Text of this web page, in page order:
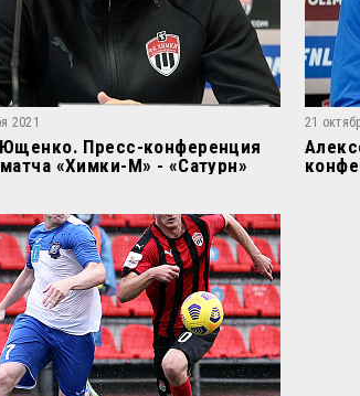
2021
Пресс-конференция
«Химки-М» - «Сатурн»
21